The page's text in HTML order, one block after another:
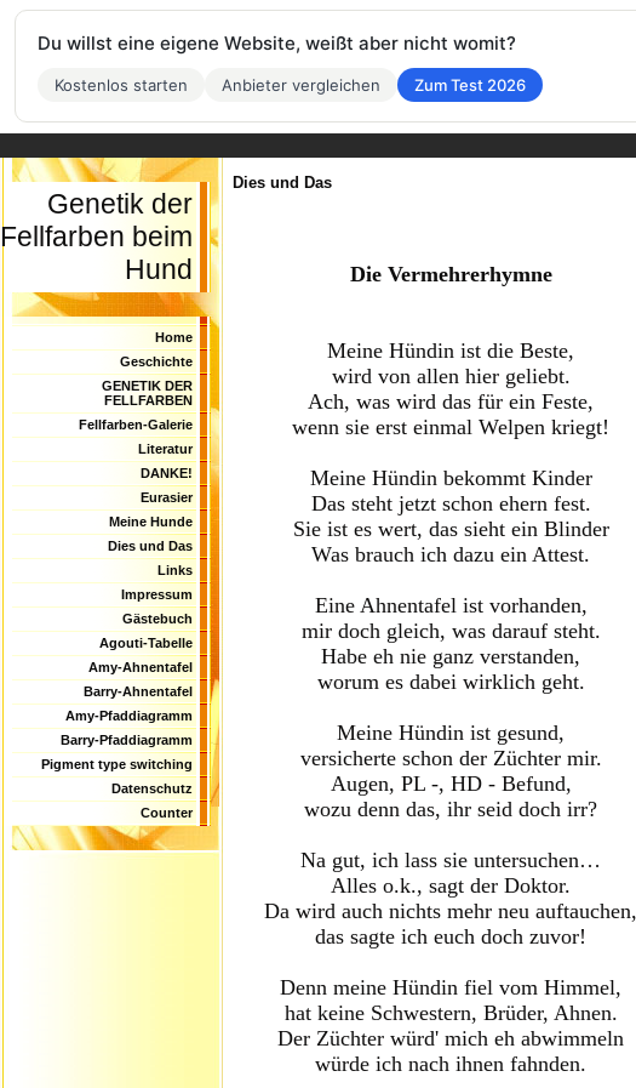
Genetik der
Fellfarben beim
Hund
Home
Geschichte
GENETIK DER
FELLFARBEN
Fellfarben-Galerie
Literatur
DANKE!
Eurasier
Meine Hunde
Dies und Das
Links
Impressum
Gästebuch
Agouti-Tabelle
Amy-Ahnentafel
Barry-Ahnentafel
Amy-Pfaddiagramm
Barry-Pfaddiagramm
Pigment type switching
Datenschutz
Counter
Dies und Das
Die Vermehrerhymne
Meine Hündin ist die Beste,
wird von allen hier geliebt.
Ach, was wird das für ein Feste,
wenn sie erst einmal Welpen kriegt!
Meine Hündin bekommt Kinder
Das steht jetzt schon ehern fest.
Sie ist es wert, das sieht ein Blinder
Was brauch ich dazu ein Attest.
Eine Ahnentafel ist vorhanden,
mir doch gleich, was darauf steht.
Habe eh nie ganz verstanden,
worum es dabei wirklich geht.
Meine Hündin ist gesund,
versicherte schon der Züchter mir.
Augen, PL -, HD - Befund,
wozu denn das, ihr seid doch irr?
Na gut, ich lass sie untersuchen…
Alles o.k., sagt der Doktor.
Da wird auch nichts mehr neu auftauchen,
das sagte ich euch doch zuvor!
Denn meine Hündin fiel vom Himmel,
hat keine Schwestern, Brüder, Ahnen.
Der Züchter würd' mich eh abwimmeln
würde ich nach ihnen fahnden.
Du willst eine eigene Website, weißt aber nicht womit?
Kostenlos starten Anbieter vergleichen Zum Test 2026